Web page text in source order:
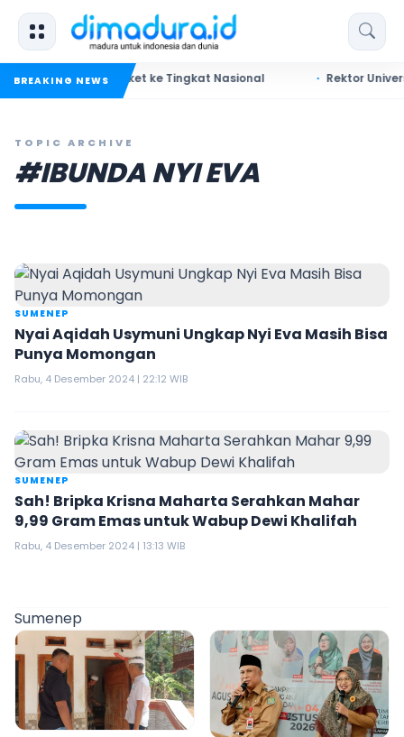
BREAKING NEWS
Rebut Tiket ke Tingkat Nasional Rektor Universitas
TOPIC ARCHIVE
#IBUNDA NYI EVA
SUMENEP
Nyai Aqidah Usymuni Ungkap Nyi Eva Masih Bisa
Punya Momongan
Rabu, 4 Desember 2024 | 22:12 WIB
SUMENEP
Sah! Bripka Krisna Maharta Serahkan Mahar
9,99 Gram Emas untuk Wabup Dewi Khalifah
Rabu, 4 Desember 2024 | 13:13 WIB
Sumenep